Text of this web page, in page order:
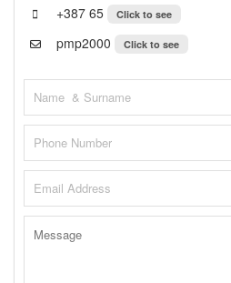
+387 65 Click to see
pmp2000 Click to see